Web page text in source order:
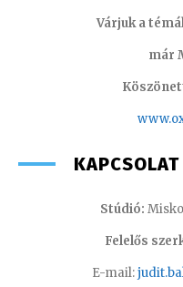
Várjuk a
már
Stúdió:
Felelős
E-mail: